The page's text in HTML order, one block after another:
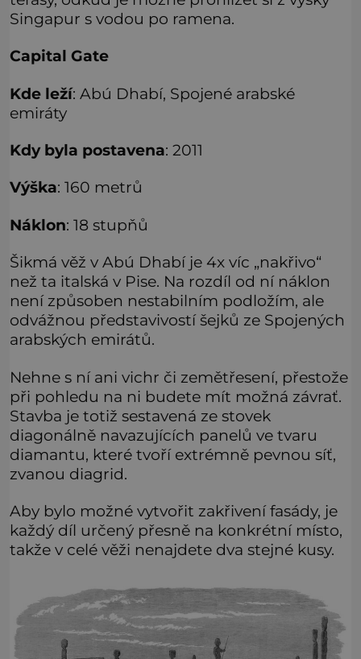
Singapur s vodou po ramena.
Capital Gate
Kde leží: Abú Dhabí, Spojené arabské
emiráty
Kdy byla postavena: 2011
Výška: 160 metrů
Náklon: 18 stupňů
Šikmá věž v Abú Dhabí je 4x víc „nakřivo“
než ta italská v Pise. Na rozdíl od ní náklon
není způsoben nestabilním podložím, ale
odvážnou představivostí šejků ze Spojených
arabských emirátů.
Nehne s ní ani vichr či zemětřesení, přestože
při pohledu na ni budete mít možná závrať.
Stavba je totiž sestavená ze stovek
diagonálně navazujících panelů ve tvaru
diamantu, které tvoří extrémně pevnou síť,
zvanou diagrid.
Aby bylo možné vytvořit zakřivení fasády, je
každý díl určený přesně na konkrétní místo,
takže v celé věži nenajdete dva stejné kusy.